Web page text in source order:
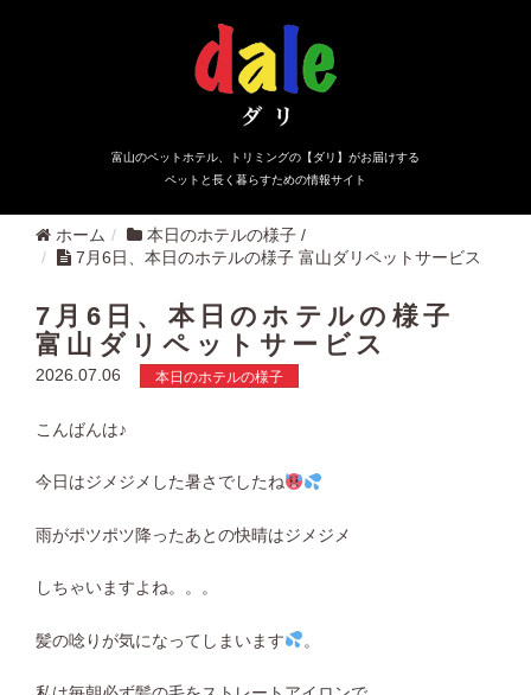
富山のペットホテル、トリミングの【ダリ】がお届けする
ペットと長く暮らすための情報サイト
ホーム 本日のホテルの様子 /
7月6日、本日のホテルの様子 富山ダリペットサービス
7月6日、本日のホテルの様子
富山ダリペットサービス
2026.07.06 本日のホテルの様子
こんばんは♪
今日はジメジメした暑さでしたね
雨がポツポツ降ったあとの快晴はジメジメ
しちゃいますよね。。。
髪の唸りが気になってしまいます 。